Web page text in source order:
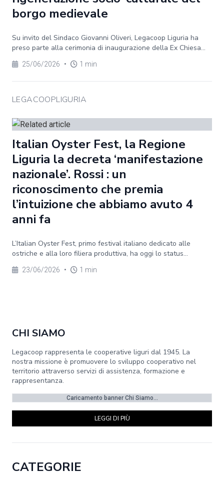
borgo medievale
Su invito del Sindaco Giovanni Oliveri, Legacoop Liguria ha
preso parte alla cerimonia di inaugurazione della Ex Chiesa...
25/06/2026 • 1 min
LEGACOOPLIGURIA
Italian Oyster Fest, la Regione
Liguria la decreta ‘manifestazione
nazionale’. Rossi : un
riconoscimento che premia
l’intuizione che abbiamo avuto 4
anni fa
L’Italian Oyster Fest, primo festival italiano dedicato alle
ostriche e alla loro filiera produttiva, ha oggi lo status...
23/06/2026 • 1 min
CHI SIAMO
Legacoop rappresenta le cooperative liguri dal 1945. La
nostra missione è promuovere lo sviluppo cooperativo nel
territorio attraverso servizi di assistenza, formazione e
rappresentanza.
Caricamento banner Chi Siamo...
LEGGI DI PIÙ
CATEGORIE